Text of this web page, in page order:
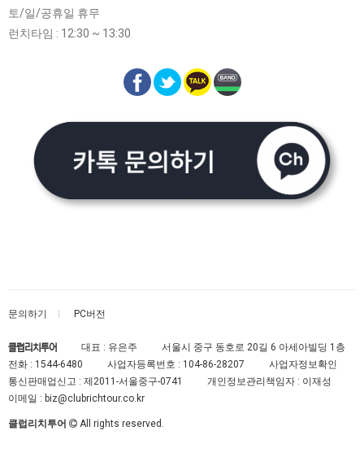
토/일/공휴일 휴무
런치타임 : 12:30 ~ 13:30
문의하기 PC버전
클럽리치투어 대표 : 유은주
서울시 중구 동호로 20길 6 아세아빌딩 1층
전화 : 1544-6480 사업자등록번호 : 104-86-28207
사업자정보확인
통신판매업신고 : 제2011-서울중구-0741
개인정보관리책임자 : 이재성
이메일 : biz@clubrichtour.co.kr
클럽리치투어 All rights reserved.